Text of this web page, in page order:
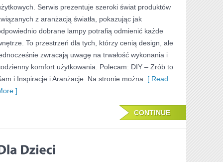
ENERGII
Serwis prezentuje szeroki świat produktów
z aranżacją światła, pokazując jak
dobrane lampy potrafią odmienić każde
To przestrzeń dla tych, którzy cenią design, ale
zwracają uwagę na trwałość wykonania i
komfort użytkowania. Polecam: DIY – Zrób to
i Inspiracje i Aranżacje. Na stronie można [ Read
]
CONTINUE